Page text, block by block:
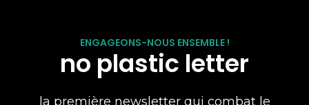
ENGAGEONS-NOUS ENSEMBLE !
no plastic letter
la première newsletter qui combat le